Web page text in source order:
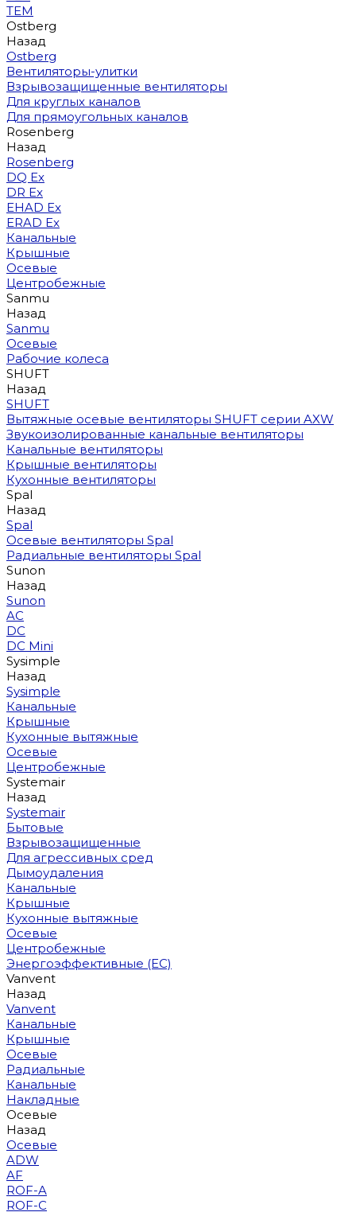
TEM
Ostberg
Назад
Ostberg
Вентиляторы-улитки
Взрывозащищенные вентиляторы
Для круглых каналов
Для прямоугольных каналов
Rosenberg
Назад
Rosenberg
DQ Ex
DR Ex
EHAD Ex
ERAD Ex
Канальные
Крышные
Осевые
Центробежные
Sanmu
Назад
Sanmu
Осевые
Рабочие колеса
SHUFT
Назад
SHUFT
Вытяжные осевые вентиляторы SHUFT серии AXW
Звукоизолированные канальные вентиляторы
Канальные вентиляторы
Крышные вентиляторы
Кухонные вентиляторы
Spal
Назад
Spal
Осевые вентиляторы Spal
Радиальные вентиляторы Spal
Sunon
Назад
Sunon
AC
DC
DC Mini
Sysimple
Назад
Sysimple
Канальные
Крышные
Кухонные вытяжные
Осевые
Центробежные
Systemair
Назад
Systemair
Бытовые
Взрывозащищенные
Для агрессивных сред
Дымоудаления
Канальные
Крышные
Кухонные вытяжные
Осевые
Центробежные
Энергоэффективные (EC)
Vanvent
Назад
Vanvent
Канальные
Крышные
Осевые
Радиальные
Канальные
Накладные
Осевые
Назад
Осевые
ADW
AF
ROF-A
ROF-C